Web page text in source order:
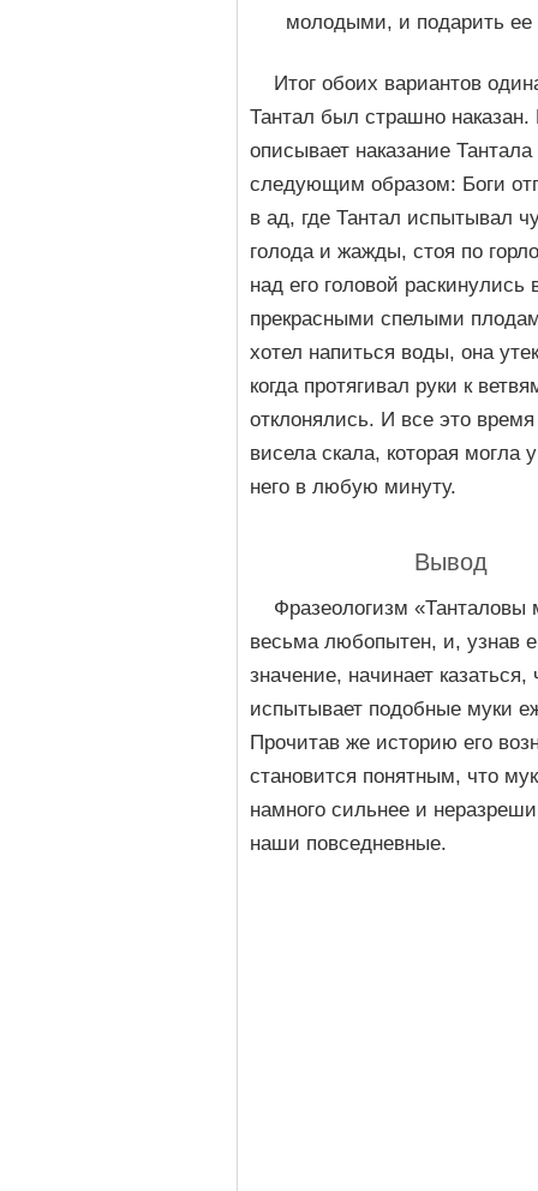
молодыми, и подарить
Итог обоих вариантов
Тантал был страшно наказан.
описывает наказание Тантала
следующим образом: Боги
в ад, где Тантал испытывал
голода и жажды, стоя по
над его головой раскинулись
прекрасными спелыми
хотел напиться воды, она
когда протягивал руки к
отклонялись. И все это
висела скала, которая могла
него в любую минуту.
Вывод
Фразеологизм «Танталовы
весьма любопытен, и, узнав
значение, начинает казаться,
испытывает подобные муки
Прочитав же историю его
становится понятным, что
намного сильнее и
наши повседневные.